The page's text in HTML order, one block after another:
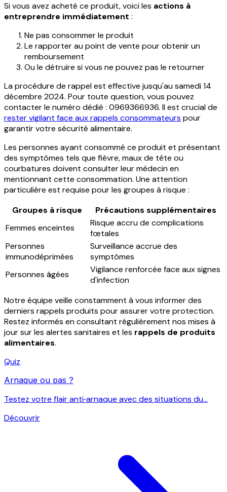
Si vous avez acheté ce produit, voici les actions à
entreprendre immédiatement :
Ne pas consommer le produit
Le rapporter au point de vente pour obtenir un
remboursement
Ou le détruire si vous ne pouvez pas le retourner
La procédure de rappel est effective jusqu'au samedi 14
décembre 2024. Pour toute question, vous pouvez
contacter le numéro dédié : 0969366936. Il est crucial de
rester vigilant face aux rappels consommateurs pour
garantir votre sécurité alimentaire.
Les personnes ayant consommé ce produit et présentant
des symptômes tels que fièvre, maux de tête ou
courbatures doivent consulter leur médecin en
mentionnant cette consommation. Une attention
particulière est requise pour les groupes à risque :
Groupes à risque
Précautions supplémentaires
Femmes enceintes
Risque accru de complications
fœtales
Personnes
immunodéprimées
Surveillance accrue des
symptômes
Personnes âgées
Vigilance renforcée face aux signes
d'infection
Notre équipe veille constamment à vous informer des
derniers rappels produits pour assurer votre protection.
Restez informés en consultant régulièrement nos mises à
jour sur les alertes sanitaires et les rappels de produits
alimentaires.
Quiz
Arnaque ou pas ?
Testez votre flair anti‑arnaque avec des situations du...
Découvrir